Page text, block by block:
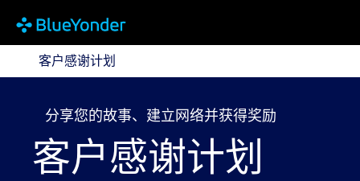
客户感谢计划
客户感谢计划
分享您的故事、建立网络并获得奖励
客户感谢计划